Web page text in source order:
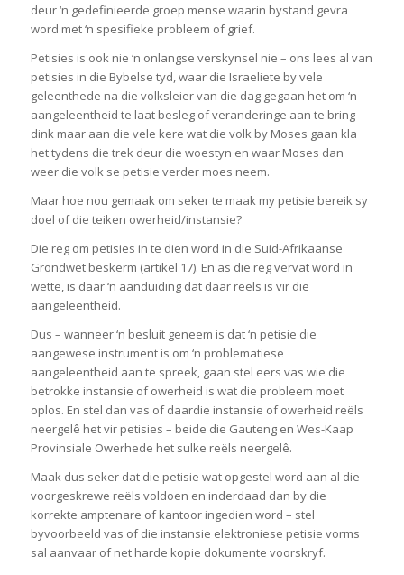
deur ‘n gedefinieerde groep mense waarin bystand gevra
word met ‘n spesifieke probleem of grief.
Petisies is ook nie ‘n onlangse verskynsel nie – ons lees al van
petisies in die Bybelse tyd, waar die Israeliete by vele
geleenthede na die volksleier van die dag gegaan het om ‘n
aangeleentheid te laat besleg of veranderinge aan te bring –
dink maar aan die vele kere wat die volk by Moses gaan kla
het tydens die trek deur die woestyn en waar Moses dan
weer die volk se petisie verder moes neem.
Maar hoe nou gemaak om seker te maak my petisie bereik sy
doel of die teiken owerheid/instansie?
Die reg om petisies in te dien word in die Suid-Afrikaanse
Grondwet beskerm (artikel 17). En as die reg vervat word in
wette, is daar ‘n aanduiding dat daar reëls is vir die
aangeleentheid.
Dus – wanneer ‘n besluit geneem is dat ‘n petisie die
aangewese instrument is om ‘n problematiese
aangeleentheid aan te spreek, gaan stel eers vas wie die
betrokke instansie of owerheid is wat die probleem moet
oplos. En stel dan vas of daardie instansie of owerheid reëls
neergelê het vir petisies – beide die Gauteng en Wes-Kaap
Provinsiale Owerhede het sulke reëls neergelê.
Maak dus seker dat die petisie wat opgestel word aan al die
voorgeskrewe reëls voldoen en inderdaad dan by die
korrekte amptenare of kantoor ingedien word – stel
byvoorbeeld vas of die instansie elektroniese petisie vorms
sal aanvaar of net harde kopie dokumente voorskryf.